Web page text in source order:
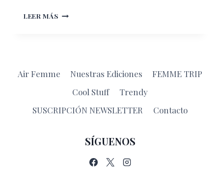
LEER MÁS BENEFICIOS
Air Femme Nuestras Ediciones
FEMME TRIP
Cool Stuff
Trendy
SUSCRIPCIÓN NEWSLETTER
Contacto
SÍGUENOS